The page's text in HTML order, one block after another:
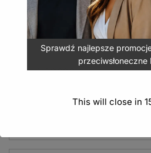
Nowości 2026
Okulary przeciwsłoneczne
Sprawdź najlepsze
przeciwsłoneczne
This will close in